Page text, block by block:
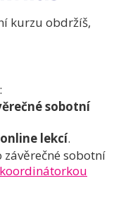
kurzu obdržíš,
sobotní
lekcí.
sobotní
koordinátorkou